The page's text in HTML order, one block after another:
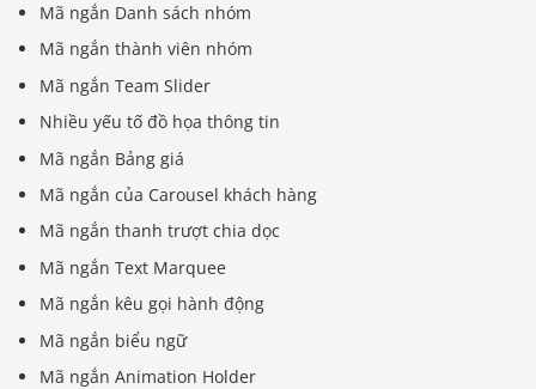
Mã ngắn Danh sách nhóm
Mã ngắn thành viên nhóm
Mã ngắn Team Slider
Nhiều yếu tố đồ họa thông tin
Mã ngắn Bảng giá
Mã ngắn của Carousel khách hàng
Mã ngắn thanh trượt chia dọc
Mã ngắn Text Marquee
Mã ngắn kêu gọi hành động
Mã ngắn biểu ngữ
Mã ngắn Animation Holder